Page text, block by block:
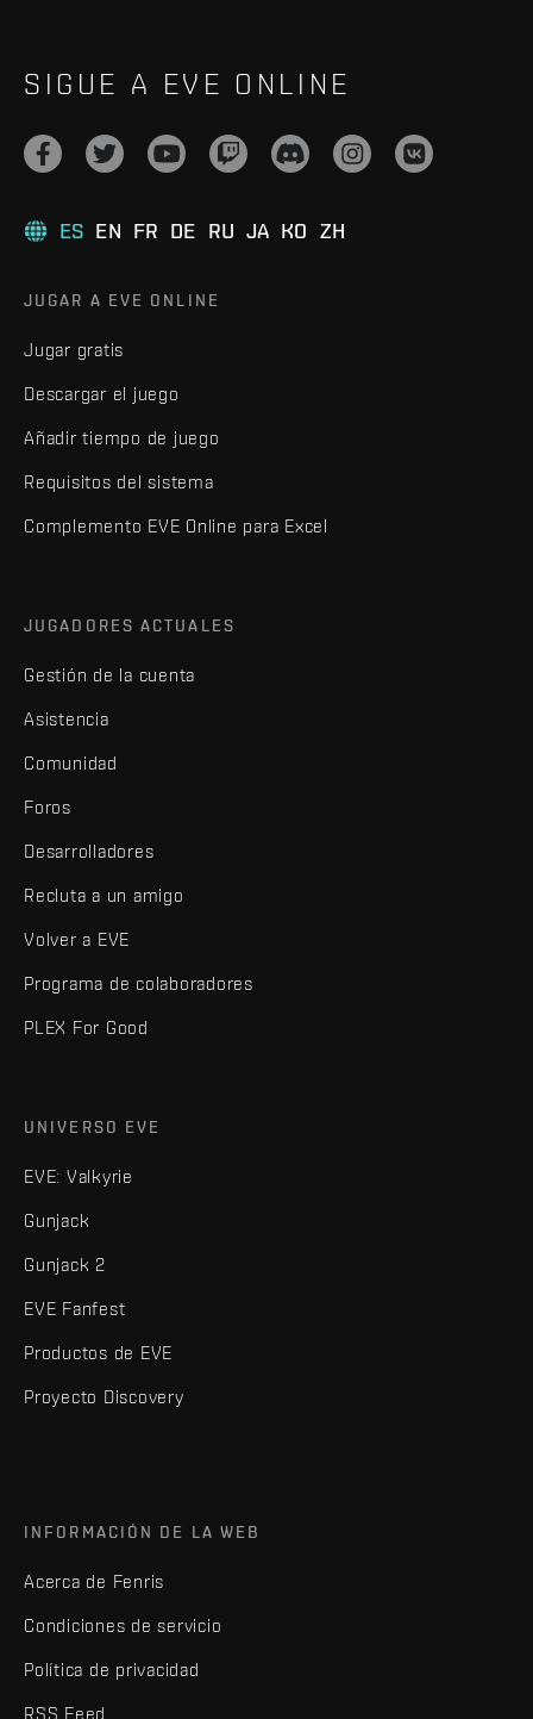
SIGUE A EVE ONLINE
ES EN FR DE RU JA KO ZH
JUGAR A EVE ONLINE
Jugar gratis
Descargar el juego
Añadir tiempo de juego
Requisitos del sistema
Complemento EVE Online para Excel
JUGADORES ACTUALES
Gestión de la cuenta
Asistencia
Comunidad
Foros
Desarrolladores
Recluta a un amigo
Volver a EVE
Programa de colaboradores
PLEX For Good
UNIVERSO EVE
EVE: Valkyrie
Gunjack
Gunjack 2
EVE Fanfest
Productos de EVE
Proyecto Discovery
INFORMACIÓN DE LA WEB
Acerca de Fenris
Condiciones de servicio
Política de privacidad
RSS Feed